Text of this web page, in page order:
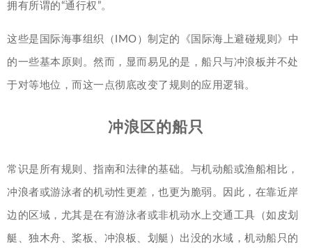
拥有所谓的“通行权”。
这些是国际海事组织（IMO）制定的《国际海上避碰规则》中
的一些基本原则。然而，显而易见的是，船只与冲浪板并不处
于对等地位，而这一点彻底改变了规则的应用逻辑。
冲浪区的船只
常识是所有规则、指南和法律的基础。与机动船或渔船相比，
冲浪者或游泳者的机动性更差，也更为脆弱。因此，在靠近岸
边的区域，尤其是在有游泳者或非机动水上交通工具（如皮划
艇、独木舟、桨板、冲浪板、划艇）出没的水域，机动船只的